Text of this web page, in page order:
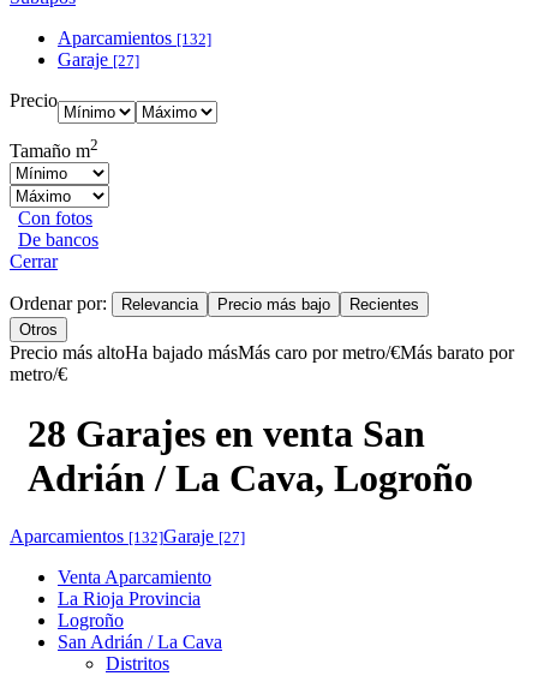
Aparcamientos [132]
Garaje [27]
Precio
Tamaño m2
Con fotos
De bancos
Cerrar
Ordenar por: Relevancia Precio más bajo
Recientes
Otros
Precio más altoHa bajado másMás caro por metro/€Más barato por
metro/€
28 Garajes en venta San
Adrián / La Cava, Logroño
Aparcamientos [132]Garaje [27]
Venta Aparcamiento
La Rioja Provincia
Logroño
San Adrián / La Cava
Distritos